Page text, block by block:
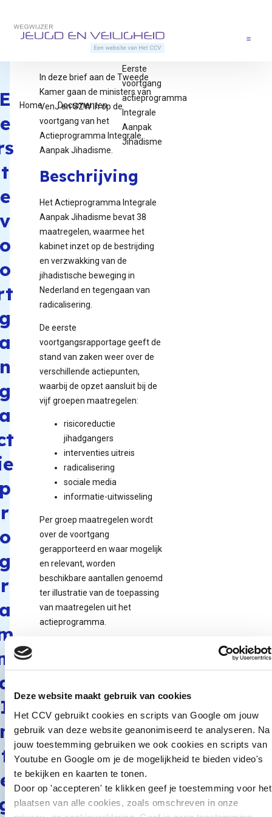
Deze website maakt gebruik van cookies
Het CCV gebruikt cookies en scripts van Google om jouw
gebruik van deze website geanonimiseerd te analyseren. Na
jouw toestemming gebruiken we ook cookies en scripts van
Youtube en Google om je de mogelijkheid te bieden video's
te bekijken en kaarten te tonen.
Door op 'accepteren' te klikken geef je toestemming voor het
plaatsen van alle cookies, zoals omschreven in onze
Terug naar de startpagina
e
t
e
v
r
r
I
t
e
Home Documenten
Eerste
voortgang
actieprogramma
Integrale
Aanpak
Jihadisme
In deze brief aan de Tweede
Kamer gaan de ministers van
VenJ en SZW in op de
voortgang van het
Actieprogramma Integrale
Aanpak Jihadisme.
Beschrijving
Het Actieprogramma Integrale
Aanpak Jihadisme bevat 38
maatregelen, waarmee het
kabinet inzet op de bestrijding
en verzwakking van de
jihadistische beweging in
Nederland en tegengaan van
radicalisering.
De eerste
voortgangsrapportage geeft de
stand van zaken weer over de
verschillende actiepunten,
waarbij de opzet aansluit bij de
vijf groepen maatregelen:
risicoreductie
jihadgangers
interventies uitreis
radicalisering
sociale media
informatie-uitwisseling
Per groep maatregelen wordt
over de voortgang
gerapporteerd en waar mogelijk
en relevant, worden
beschikbare aantallen genoemd
ter illustratie van de toepassing
van maatregelen uit het
actieprogramma.
Werkgelegenheid.
Eerste
voortgangsrapportage
Naar publicatie